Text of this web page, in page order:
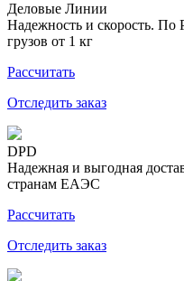
Деловые Линии
Надежность и скорость.
грузов от 1 кг
Рассчитать
Отследить заказ
DPD
Надежная и выгодная
странам ЕАЭС
Рассчитать
Отследить заказ